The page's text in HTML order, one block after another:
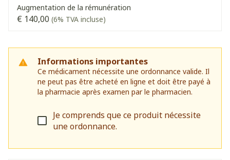
Augmentation de la rémunération
€ 140,00 (6% TVA incluse)
Informations importantes
Ce médicament nécessite une ordonnance valide. Il
ne peut pas être acheté en ligne et doit être payé à
la pharmacie après examen par le pharmacien.
Je comprends que ce produit nécessite
une ordonnance.